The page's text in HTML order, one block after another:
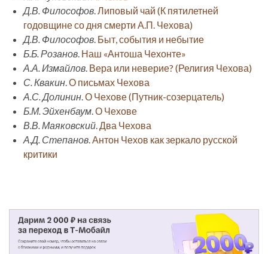
Д.В. Философов.Липовый чай (К пятилетней
годовщине со дня смерти А.П. Чехова)
Д.В. Философов. Быт, события и небытие
Б.Б. Розанов. Наш «Антоша Чехонте»
А.А. Измайлов. Вера или неверие? (Религия Чехова)
С. Квакин.О письмах Чехова
А.С. Долинин.О Чехове (Путник-созерцатель)
Б.М. Эйхенбаум.О Чехове
В.В. Маяковский.Два Чехова
А.Д. Степанов.Антон Чехов как зеркало русской
критики